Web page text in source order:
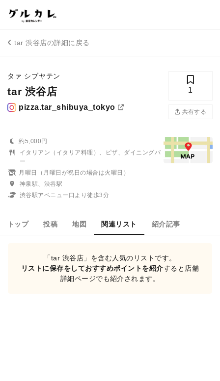
tar 渋谷店の詳細に戻る
タァ シブヤテン
tar 渋谷店
pizza.tar_shibuya_tokyo
1
共有する
約5,000円
イタリアン（イタリア料理）、ピザ、ダイニングバ
ー
月曜日（月曜日が祝日の場合は火曜日）
神泉駅、渋谷駅
渋谷駅アベニュー口より徒歩3分
トップ 投稿 地図 関連リスト 紹介記事
「tar 渋谷店」を含む人気のリストです。
リストに保存をしておすすめポイントを紹介すると店舗
詳細ページでも紹介されます。